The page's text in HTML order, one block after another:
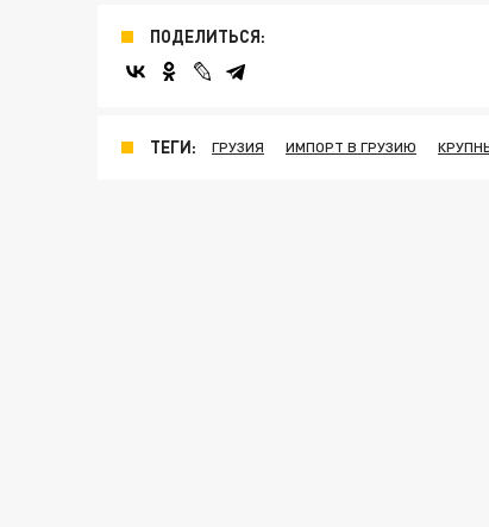
ПОДЕЛИТЬСЯ:
ТЕГИ: ГРУЗИЯ ИМПОРТ В ГРУЗИЮ